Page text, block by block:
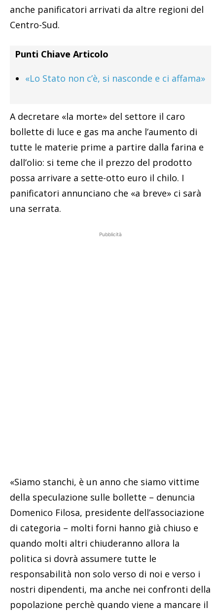
anche panificatori arrivati da altre regioni del
Centro-Sud.
Punti Chiave Articolo
«Lo Stato non c’è, si nasconde e ci affama»
A decretare «la morte» del settore il caro
bollette di luce e gas ma anche l’aumento di
tutte le materie prime a partire dalla farina e
dall’olio: si teme che il prezzo del prodotto
possa arrivare a sette-otto euro il chilo. I
panificatori annunciano che «a breve» ci sarà
una serrata.
Pubblicità
«Siamo stanchi, è un anno che siamo vittime
della speculazione sulle bollette – denuncia
Domenico Filosa, presidente dell’associazione
di categoria – molti forni hanno già chiuso e
quando molti altri chiuderanno allora la
politica si dovrà assumere tutte le
responsabilità non solo verso di noi e verso i
nostri dipendenti, ma anche nei confronti della
popolazione perchè quando viene a mancare il